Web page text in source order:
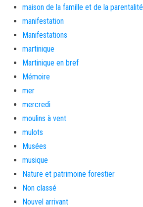
maison de la famille et de la parentalité
manifestation
Manifestations
martinique
Martinique en bref
Mémoire
mer
mercredi
moulins à vent
mulots
Musées
musique
Nature et patrimoine forestier
Non classé
Nouvel arrivant